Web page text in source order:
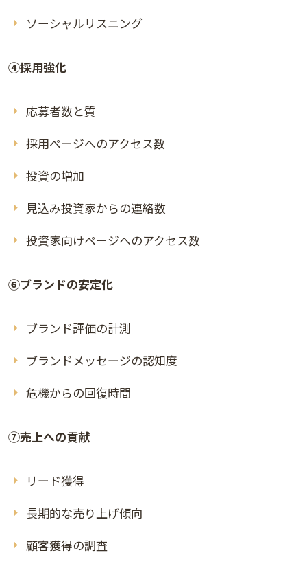
ソーシャルリスニング
④採用強化
応募者数と質
採用ページへのアクセス数
投資の増加
見込み投資家からの連絡数
投資家向けページへのアクセス数
⑥ブランドの安定化
ブランド評価の計測
ブランドメッセージの認知度
危機からの回復時間
⑦売上への貢献
リード獲得
長期的な売り上げ傾向
顧客獲得の調査